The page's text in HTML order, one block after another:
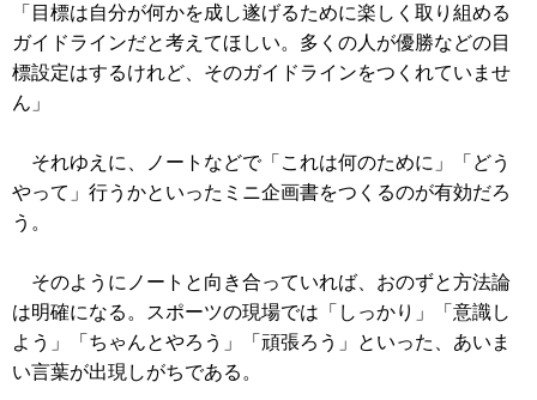
「目標は自分が何かを成し遂げるために楽しく取り組める
ガイドラインだと考えてほしい。多くの人が優勝などの目
標設定はするけれど、そのガイドラインをつくれていませ
ん」
それゆえに、ノートなどで「これは何のために」「どう
やって」行うかといったミニ企画書をつくるのが有効だろ
う。
そのようにノートと向き合っていれば、おのずと方法論
は明確になる。スポーツの現場では「しっかり」「意識し
よう」「ちゃんとやろう」「頑張ろう」といった、あいま
い言葉が出現しがちである。